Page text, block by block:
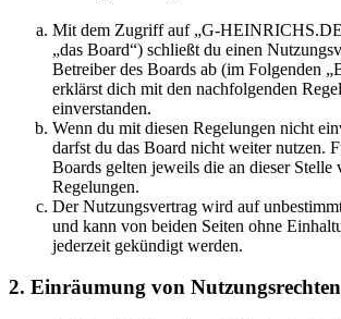
Mit dem Zugriff auf „G-
„das Board“) schließt du einen
Betreiber des Boards ab (im Folgenden
erklärst dich mit den nachfolgenden
einverstanden.
Wenn du mit diesen Regelungen nicht
darfst du das Board nicht weiter nutzen.
Boards gelten jeweils die an dieser Stelle
Regelungen.
Der Nutzungsvertrag wird auf
und kann von beiden Seiten ohne
jederzeit gekündigt werden.
2. Einräumung von Nutzungsrechten